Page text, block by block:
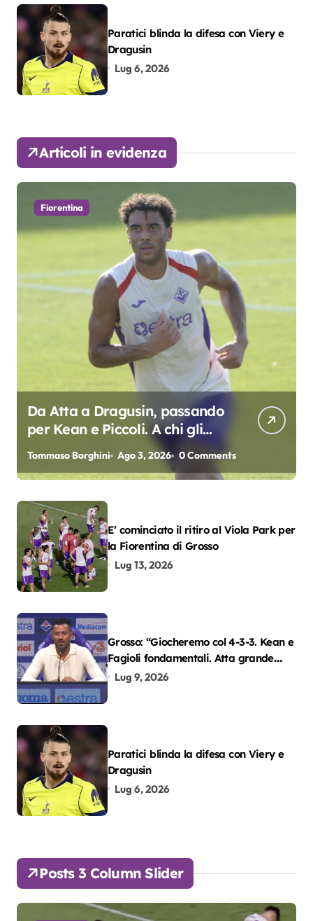
Paratici blinda la difesa con Viery e
Dragusin
Lug 6, 2026
Articoli in evidenza
Fiorentina
Da Atta a Dragusin, passando
per Kean e Piccoli. A chi gli
oscar del precampionato?
Tommaso Borghini Ago 3, 2026 0 Comments
E’ cominciato il ritiro al Viola Park per
la Fiorentina di Grosso
Lug 13, 2026
Grosso: “Giocheremo col 4-3-3. Kean e
Fagioli fondamentali. Atta grande
colpo”
Lug 9, 2026
Paratici blinda la difesa con Viery e
Dragusin
Lug 6, 2026
Posts 3 Column Slider